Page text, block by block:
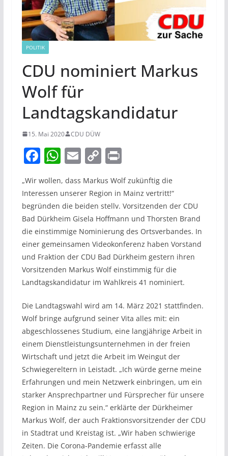
POLITIK
CDU nominiert Markus
Wolf für
Landtagskandidatur
15. Mai 2020 CDU DÜW
F
a
c
e
b
o
o
k
W
h
at
s
A
p
p
E
ai
l
C
p
y
Li
n
k
Pr
in
t
„Wir wollen, dass Markus Wolf zukünftig die
Interessen unserer Region in Mainz vertritt!“
begründen die beiden stellv. Vorsitzenden der CDU
Bad Dürkheim Gisela Hoffmann und Thorsten Brand
die einstimmige Nominierung des Ortsverbandes. In
einer gemeinsamen Videokonferenz haben Vorstand
und Fraktion der CDU Bad Dürkheim gestern ihren
Vorsitzenden Markus Wolf einstimmig für die
Landtagskandidatur im Wahlkreis 41 nominiert.
Die Landtagswahl wird am 14. März 2021 stattfinden.
Wolf bringe aufgrund seiner Vita alles mit: ein
abgeschlossenes Studium, eine langjährige Arbeit in
einem Dienstleistungsunternehmen in der freien
Wirtschaft und jetzt die Arbeit im Weingut der
Schwiegereltern in Leistadt. „Ich würde gerne meine
Erfahrungen und mein Netzwerk einbringen, um ein
starker Ansprechpartner und Fürsprecher für unsere
Region in Mainz zu sein.“ erklärte der Dürkheimer
Markus Wolf, der auch Fraktionsvorsitzender der CDU
in Stadtrat und Kreistag ist. „Wir haben schwierige
Zeiten. Die Corona-Pandemie erfasst alle